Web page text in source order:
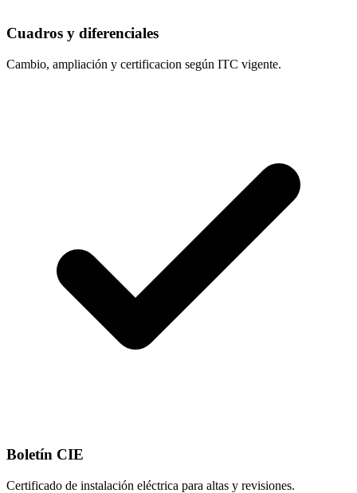
Cuadros y diferenciales
Cambio, ampliación y certificacion según ITC vigente.
Boletín CIE
Certificado de instalación eléctrica para altas y revisiones.